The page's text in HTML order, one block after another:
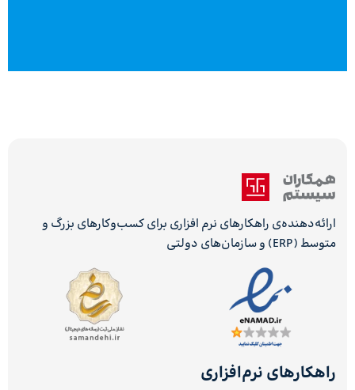
ارائه‌دهنده‌ی راهکارهای نرم افزاری برای کسب‌وکارهای بزرگ و
متوسط (ERP) و سازمان‌های دولتی
راهکارهای نرم‌افزاری